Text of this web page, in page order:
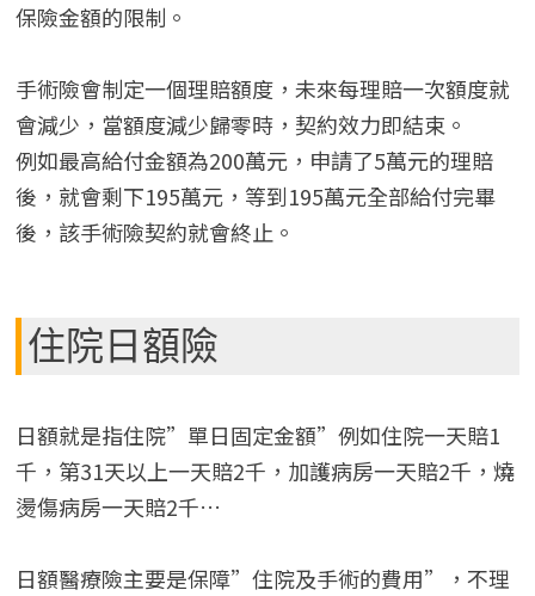
保險金額的限制。
手術險會制定一個理賠額度，未來每理賠一次額度就
會減少，當額度減少歸零時，契約效力即結束。
例如最高給付金額為200萬元，申請了5萬元的理賠
後，就會剩下195萬元，等到195萬元全部給付完畢
後，該手術險契約就會終止。
住院日額險
日額就是指住院”單日固定金額”例如住院一天賠1
千，第31天以上一天賠2千，加護病房一天賠2千，燒
燙傷病房一天賠2千…
日額醫療險主要是保障”住院及手術的費用”，不理